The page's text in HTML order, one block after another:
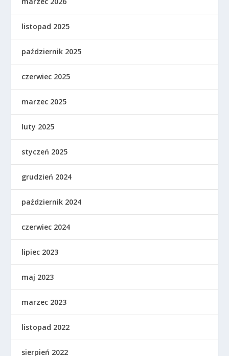
listopad 2025
październik 2025
czerwiec 2025
marzec 2025
luty 2025
styczeń 2025
grudzień 2024
październik 2024
czerwiec 2024
lipiec 2023
maj 2023
marzec 2023
listopad 2022
sierpień 2022